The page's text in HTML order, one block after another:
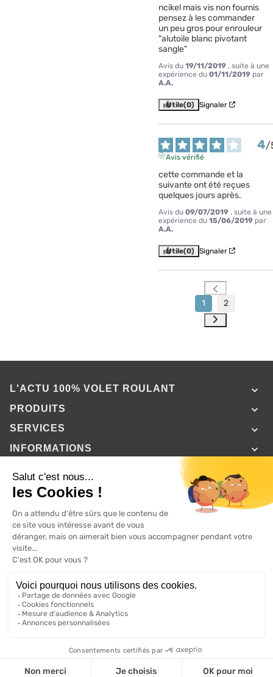
ncikel mais vis non fournis
pensez à les commander
un peu gros pour enrouleur
"alutoile blanc pivotant
sangle"
Avis du 19/11/2019 , suite à une
expérience du 01/11/2019 par
A.A.
Utile(0) Signaler
4/
Avis vérifié
cette commande et la
suivante ont été reçues
quelques jours après.
Avis du 09/07/2019 , suite à une
expérience du 15/06/2019 par
A.A.
Utile(0) Signaler
1 2
L'ACTU 100%VOLET ROULANT 
PRODUITS 
SERVICES 
INFORMATIONS 
Avis clients
2026 ©, Tous droits réservés